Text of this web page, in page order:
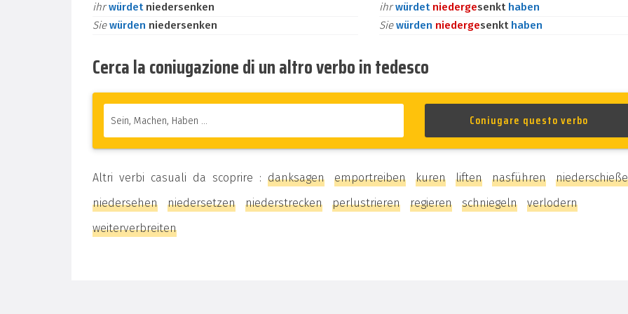
ihrwürdet niedersenken
Siewürden niedersenken
ihrwürdet niedergesenkt haben
Siewürden niedergesenkt haben
Cerca la coniugazione di un altro verbo in tedesco
Altri verbi casuali da scoprire : danksagen emportreiben kuren liften nasführen
niedersehen
niedersetzen niederstrecken perlustrieren regieren schniegeln
verlodern
weiterverbreiten